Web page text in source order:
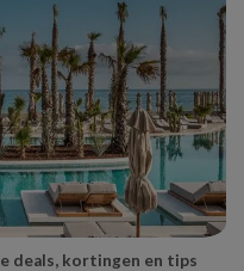
deals, kortingen en tips